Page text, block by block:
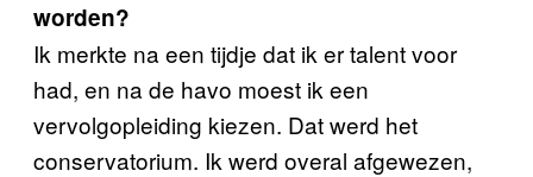
worden?
Ik merkte na een tijdje dat ik er talent voor
had, en na de havo moest ik een
vervolgopleiding kiezen. Dat werd het
conservatorium. Ik werd overal afgewezen,